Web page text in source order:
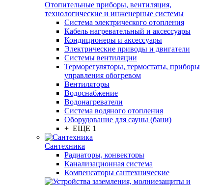
Отопительные приборы, вентиляция,
технологические и инженерные системы
Система электрического отопления
Кабель нагревательный и аксессуары
Кондиционеры и аксессуары
Электрические приводы и двигатели
Системы вентиляции
Терморегуляторы, термостаты, приборы
управления обогревом
Вентиляторы
Водоснабжение
Водонагреватели
Система водяного отопления
Оборудование для сауны (бани)
+ ЕЩЕ 1
Сантехника
Радиаторы, конвекторы
Канализационная система
Компенсаторы сантехнические